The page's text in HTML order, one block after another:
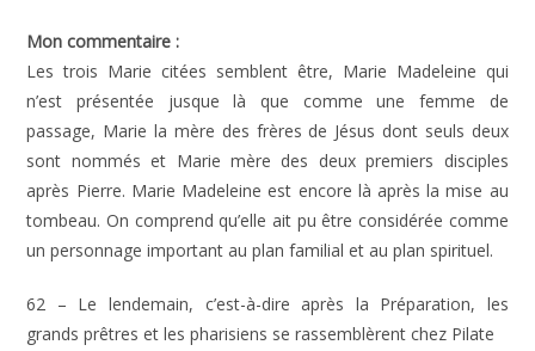
Mon commentaire :
Les trois Marie citées semblent être, Marie Madeleine qui
n’est présentée jusque là que comme une femme de
passage, Marie la mère des frères de Jésus dont seuls deux
sont nommés et Marie mère des deux premiers disciples
après Pierre. Marie Madeleine est encore là après la mise au
tombeau. On comprend qu’elle ait pu être considérée comme
un personnage important au plan familial et au plan spirituel.
62 – Le lendemain, c’est-à-dire après la Préparation, les
grands prêtres et les pharisiens se rassemblèrent chez Pilate